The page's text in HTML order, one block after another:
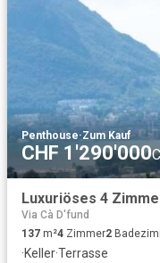
Penthouse·Zum Kauf
CHF 1'290'000
Via Cà D'fund
137 m²4 Zimmer2
·Keller·Terrasse